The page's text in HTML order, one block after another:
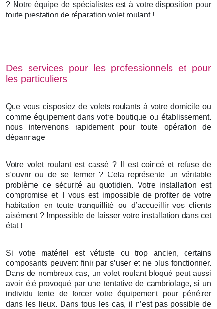
? Notre équipe de spécialistes est à votre disposition pour
toute prestation de réparation volet roulant !
Des services pour les professionnels et pour
les particuliers
Que vous disposiez de volets roulants à votre domicile ou
comme équipement dans votre boutique ou établissement,
nous intervenons rapidement pour toute opération de
dépannage.
Votre volet roulant est cassé ? Il est coincé et refuse de
s’ouvrir ou de se fermer ? Cela représente un véritable
problème de sécurité au quotidien. Votre installation est
compromise et il vous est impossible de profiter de votre
habitation en toute tranquillité ou d’accueillir vos clients
aisément ? Impossible de laisser votre installation dans cet
état !
Si votre matériel est vétuste ou trop ancien, certains
composants peuvent finir par s’user et ne plus fonctionner.
Dans de nombreux cas, un volet roulant bloqué peut aussi
avoir été provoqué par une tentative de cambriolage, si un
individu tente de forcer votre équipement pour pénétrer
dans les lieux. Dans tous les cas, il n’est pas possible de